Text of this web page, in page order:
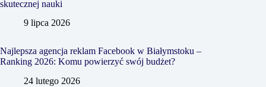
skutecznej nauki
9 lipca 2026
Najlepsza agencja reklam Facebook w Białymstoku –
Ranking 2026: Komu powierzyć swój budżet?
24 lutego 2026